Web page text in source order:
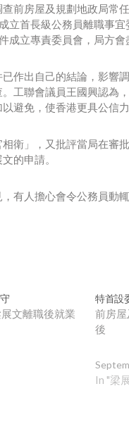
前房屋及規劃地政局常
首長級公務員離職事
立專責委員會，局方會
作出自己的結論，影響
工聯會議員王國興認為
避免，使香港更具公信力
衛」，又批評當局在審
的申請。
有人擔心會令公務員動
文離職後就業
特首設
前房
後
In "梁